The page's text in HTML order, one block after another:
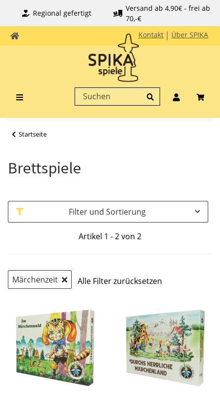
Regional gefertigt
Versand ab 4,90€ - frei ab
70,-€
Kontakt
Über SPIKA
Startseite
Brettspiele
Filter und Sortierung
Artikel 1 - 2 von 2
Märchenzeit Alle Filter zurücksetzen